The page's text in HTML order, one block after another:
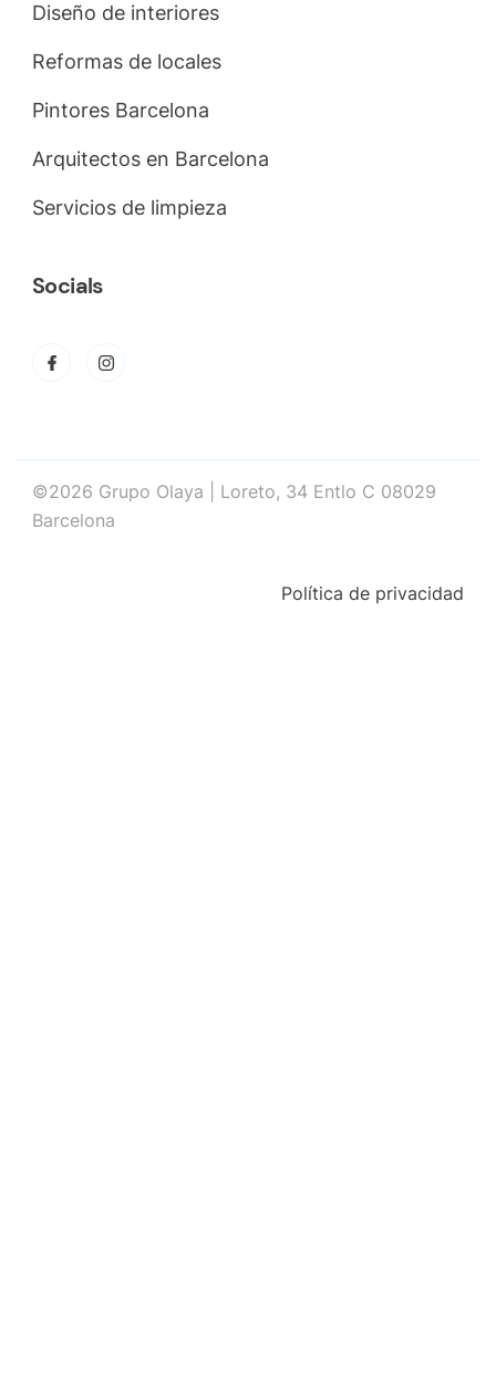
Diseño de interiores
Reformas de locales
Pintores Barcelona
Arquitectos en Barcelona
Servicios de limpieza
Socials
©2026 Grupo Olaya | Loreto, 34 Entlo C 08029
Barcelona
Política de privacidad